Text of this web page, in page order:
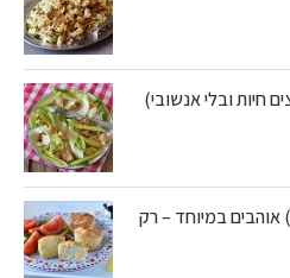
חיות ובלי אנשובי)
אוהבים במיוחד – רק